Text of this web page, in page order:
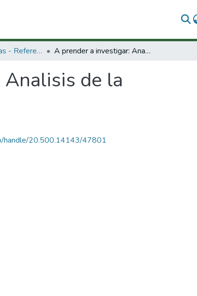
Libros Minciencias - Referenciales A prender a investigar: Analisis de la información.
de la
handle/20.500.14143/47801